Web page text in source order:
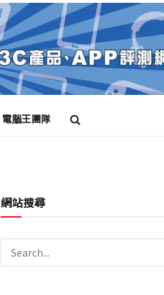
電腦王團隊
網站搜尋